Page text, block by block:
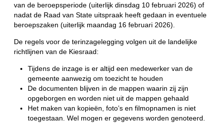
van de beroepsperiode (uiterlijk dinsdag 10 februari 2026) of
nadat de Raad van State uitspraak heeft gedaan in eventuele
beroepszaken (uiterlijk maandag 16 februari 2026).
De regels voor de terinzagelegging volgen uit de landelijke
richtlijnen van de Kiesraad:
Tijdens de inzage is er altijd een medewerker van de
gemeente aanwezig om toezicht te houden
De documenten blijven in de mappen waarin zij zijn
opgeborgen en worden niet uit de mappen gehaald
Het maken van kopieën, foto’s en filmopnamen is niet
toegestaan. Wel mogen er gegevens worden genoteerd.